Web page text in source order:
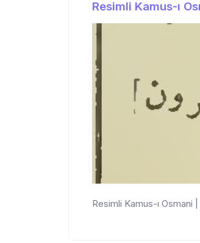
Resimli Kamus-ı
Resimli Kamus-ı Osmani